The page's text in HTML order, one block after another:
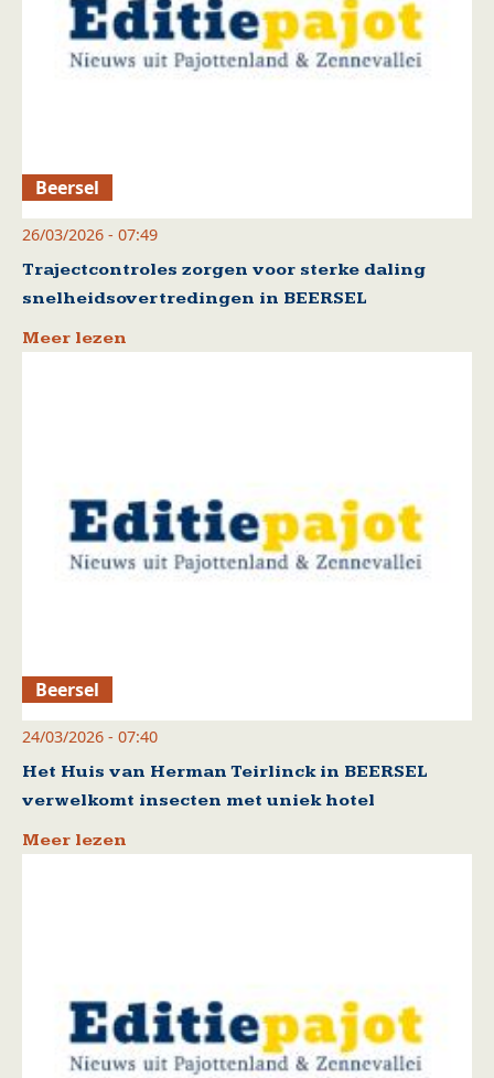
Beersel
26/03/2026 - 07:49
Trajectcontroles zorgen voor sterke daling
snelheidsovertredingen in BEERSEL
Meer lezen
Beersel
24/03/2026 - 07:40
Het Huis van Herman Teirlinck in BEERSEL
verwelkomt insecten met uniek hotel
Meer lezen